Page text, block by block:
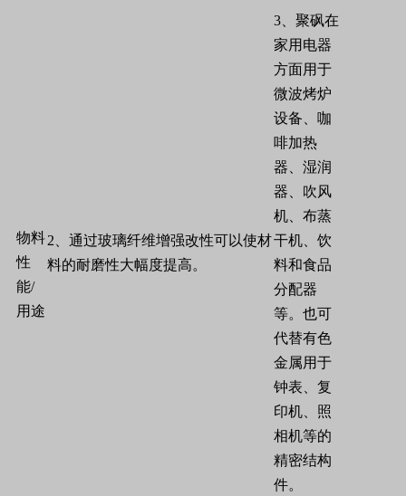
物料
性
能/
用途
2 、通过玻璃纤维增强改性可以使材
料的耐磨性大幅度提高。
3 、聚砜在
家用电器
方面用于
微波烤炉
设备、咖
啡加热
器、湿润
器、吹风
机、布蒸
干机、饮
料和食品
分配器
等。也可
代替有色
金属用于
钟表、复
印机、照
相机等的
精密结构
件。